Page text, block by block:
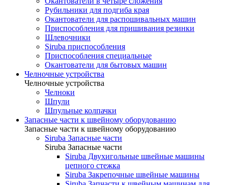
Рубильники для подгиба края
Окантователи для распошивальных машин
Приспособления для пришивания резинки
Шлевочники
Siruba приспособления
Приспособления специальные
Окантователи для бытовых машин
Челночные устройства
Челночные устройства
Челноки
Шпули
Шпульные колпачки
Запасные части к швейному оборудованию
Запасные части к швейному оборудованию
Siruba Запасные части
Siruba Запасные части
Siruba Двухигольные швейные машины
цепного стежка
Siruba Закрепочные швейные машины